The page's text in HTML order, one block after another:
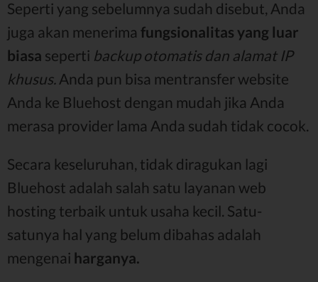
Seperti yang sebelumnya sudah disebut, Anda
juga akan menerima fungsionalitas yang luar
biasa seperti backup otomatis dan alamat IP
khusus. Anda pun bisa mentransfer website
Anda ke Bluehost dengan mudah jika Anda
merasa provider lama Anda sudah tidak cocok.
Secara keseluruhan, tidak diragukan lagi
Bluehost adalah salah satu layanan web
hosting terbaik untuk usaha kecil. Satu-
satunya hal yang belum dibahas adalah
mengenai harganya.